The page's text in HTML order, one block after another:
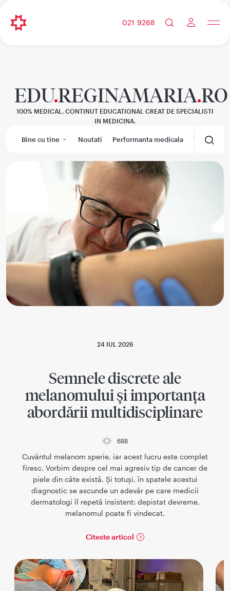
021 9268
EDU.REGINAMARIA.RO
100% MEDICAL. CONTINUT EDUCATIONAL CREAT DE SPECIALISTI
IN MEDICINA.
Bine cu tine Noutati Performanta medicala
24 IUL 2026
Semnele discrete ale
melanomului și importanța
abordării multidisciplinare
688
Cuvântul melanom sperie, iar acest lucru este complet
firesc. Vorbim despre cel mai agresiv tip de cancer de
piele din câte există. Și totuși, în spatele acestui
diagnostic se ascunde un adevăr pe care medicii
dermatologi îl repetă insistent: depistat devreme,
melanomul poate fi vindecat.
Citeste articol